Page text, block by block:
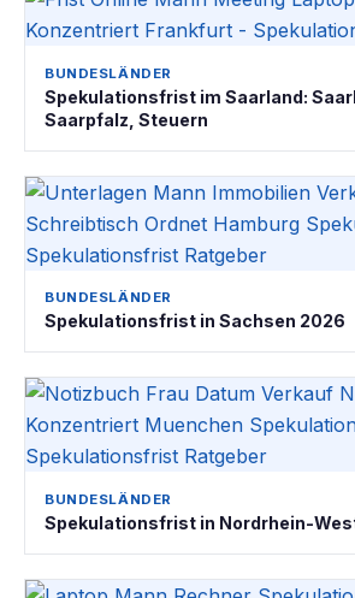
BUNDESLÄNDER
Spekulationsfrist im Saarland:
Saarpfalz, Steuern
BUNDESLÄNDER
Spekulationsfrist in Sachsen 2026
BUNDESLÄNDER
Spekulationsfrist in Nordrhein-